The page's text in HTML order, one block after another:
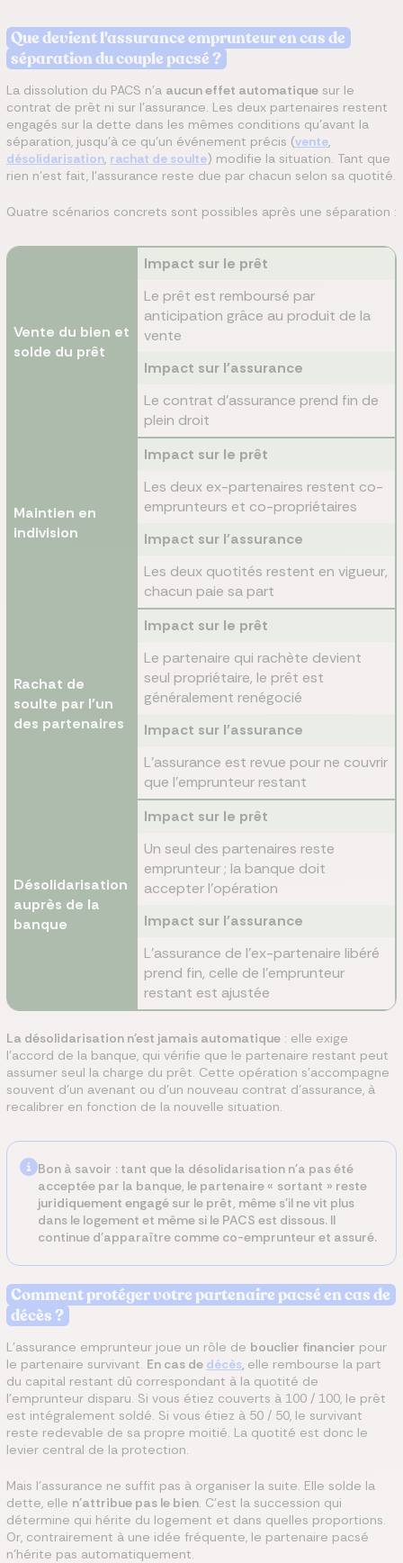
Que devient l'assurance emprunteur en cas de
séparation du couple pacsé ?
La dissolution du PACS n'a aucun effet automatique sur le
contrat de prêt ni sur l'assurance. Les deux partenaires restent
engagés sur la dette dans les mêmes conditions qu'avant la
séparation, jusqu'à ce qu'un événement précis (vente,
désolidarisation, rachat de soulte) modifie la situation. Tant que
rien n'est fait, l'assurance reste due par chacun selon sa quotité.
Quatre scénarios concrets sont possibles après une séparation :
Vente du bien et
solde du prêt
Impact sur le prêt
Le prêt est remboursé par
anticipation grâce au produit de la
vente
Impact sur l'assurance
Le contrat d'assurance prend fin de
plein droit
Maintien en
indivision
Impact sur le prêt
Les deux ex-partenaires restent co-
emprunteurs et co-propriétaires
Impact sur l'assurance
Les deux quotités restent en vigueur,
chacun paie sa part
Rachat de
soulte par l'un
des partenaires
Impact sur le prêt
Le partenaire qui rachète devient
seul propriétaire, le prêt est
généralement renégocié
Impact sur l'assurance
L'assurance est revue pour ne couvrir
que l'emprunteur restant
Désolidarisation
auprès de la
banque
Impact sur le prêt
Un seul des partenaires reste
emprunteur ; la banque doit
accepter l'opération
Impact sur l'assurance
L'assurance de l'ex-partenaire libéré
prend fin, celle de l'emprunteur
restant est ajustée
La désolidarisation n'est jamais automatique : elle exige
l'accord de la banque, qui vérifie que le partenaire restant peut
assumer seul la charge du prêt. Cette opération s'accompagne
souvent d'un avenant ou d'un nouveau contrat d'assurance, à
recalibrer en fonction de la nouvelle situation.
Bon à savoir : tant que la désolidarisation n'a pas été
acceptée par la banque, le partenaire « sortant » reste
juridiquement engagé sur le prêt, même s'il ne vit plus
dans le logement et même si le PACS est dissous. Il
continue d'apparaître comme co-emprunteur et assuré.
Comment protéger votre partenaire pacsé en cas de
décès ?
L'assurance emprunteur joue un rôle de bouclier financier pour
le partenaire survivant. En cas de décès, elle rembourse la part
du capital restant dû correspondant à la quotité de
l'emprunteur disparu. Si vous étiez couverts à 100 / 100, le prêt
est intégralement soldé. Si vous étiez à 50 / 50, le survivant
reste redevable de sa propre moitié. La quotité est donc le
levier central de la protection.
Mais l'assurance ne suffit pas à organiser la suite. Elle solde la
dette, elle n'attribue pas le bien. C'est la succession qui
détermine qui hérite du logement et dans quelles proportions.
Or, contrairement à une idée fréquente, le partenaire pacsé
n'hérite pas automatiquement.